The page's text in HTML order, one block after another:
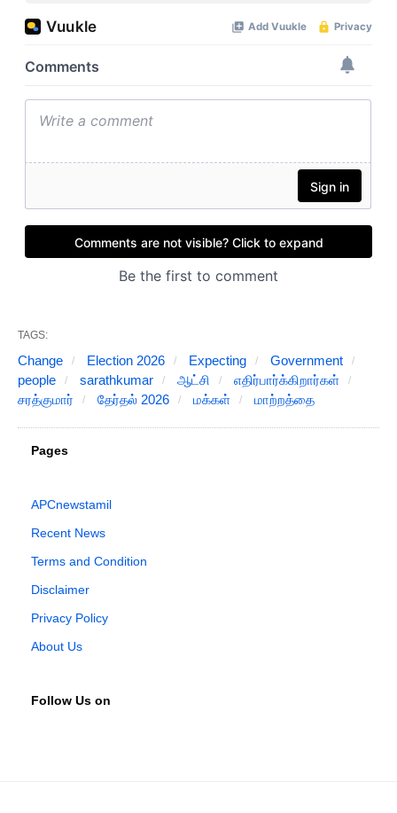
TAGS:
Change Election 2026 Expecting
Government
people
sarathkumar ஆட்சி
எதிர்பார்க்கிறார்கள்
சரத்குமார்
தேர்தல் 2026 மக்கள் மாற்றத்தை
Pages
APCnewstamil
Recent News
Terms and Condition
Disclaimer
Privacy Policy
About Us
Follow Us on